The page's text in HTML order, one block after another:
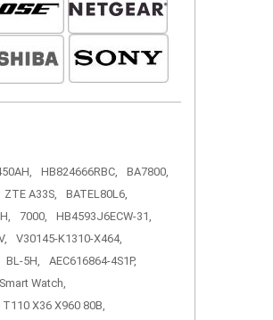
HB824666RBC,
BA7800,
ZTE A33S,
BATEL80L6,
7000,
HB4593J6ECW-31,
V30145-K1310-X464,
BL-5H,
AEC616864-4S1P,
Watch,
X36 X960 80B,